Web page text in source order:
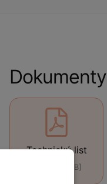
Dokumenty
Technický list
[PDF, 440 kB]